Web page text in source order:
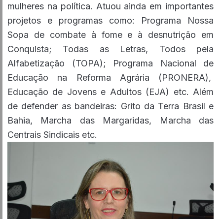
mulheres na política. Atuou ainda em importantes
projetos e programas como: Programa Nossa
Sopa de combate à fome e à desnutrição em
Conquista; Todas as Letras, Todos pela
Alfabetização (TOPA); Programa Nacional de
Educação na Reforma Agrária (PRONERA),
Educação de Jovens e Adultos (EJA) etc. Além
de defender as bandeiras: Grito da Terra Brasil e
Bahia, Marcha das Margaridas, Marcha das
Centrais Sindicais etc.